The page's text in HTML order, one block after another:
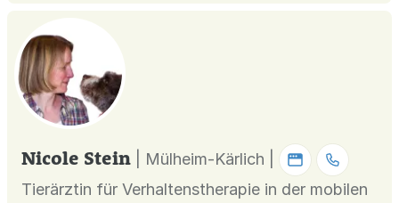
Nicole Stein
| Mülheim-Kärlich |
Tierärztin für Verhaltenstherapie in der mobilen